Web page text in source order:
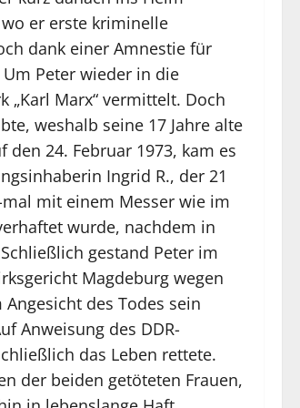
er erste kriminelle
dank einer Amnestie für
Peter wieder in die
„Karl Marx“ vermittelt. Doch
weshalb seine 17 Jahre alte
24. Februar 1973, kam es
Ingrid R., der 21
mit einem Messer wie im
wurde, nachdem in
gestand Peter im
Magdeburg wegen
des Todes sein
Anweisung des DDR-
das Leben rettete.
der beiden getöteten Frauen,